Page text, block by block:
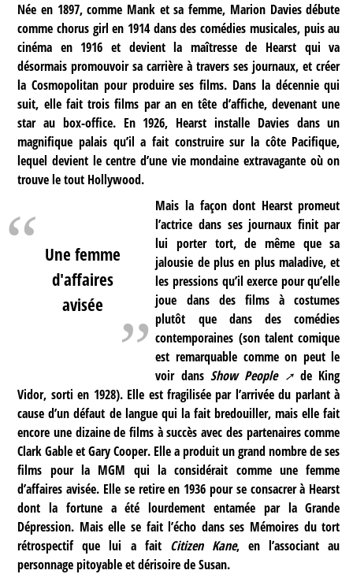
Née en 1897, comme Mank et sa femme, Marion Davies débute
comme chorus girl en 1914 dans des comédies musicales, puis au
cinéma en 1916 et devient la maîtresse de Hearst qui va
désormais promouvoir sa carrière à travers ses journaux, et créer
la Cosmopolitan pour produire ses films. Dans la décennie qui
suit, elle fait trois films par an en tête d’affiche, devenant une
star au box-office. En 1926, Hearst installe Davies dans un
magnifique palais qu’il a fait construire sur la côte Pacifique,
lequel devient le centre d’une vie mondaine extravagante où on
trouve le tout Hollywood.
Une femme
d'affaires
avisée
Mais la façon dont Hearst promeut
l’actrice dans ses journaux finit par
lui porter tort, de même que sa
jalousie de plus en plus maladive, et
les pressions qu’il exerce pour qu’elle
joue dans des films à costumes
plutôt que dans des comédies
contemporaines (son talent comique
est remarquable comme on peut le
voir dansShow People
de King
Vidor, sorti en 1928). Elle est fragilisée par l’arrivée du parlant à
cause d’un défaut de langue qui la fait bredouiller, mais elle fait
encore une dizaine de films à succès avec des partenaires comme
Clark Gable et Gary Cooper. Elle a produit un grand nombre de ses
films pour la MGM qui la considérait comme une femme
d’affaires avisée. Elle se retire en 1936 pour se consacrer à Hearst
dont la fortune a été lourdement entamée par la Grande
Dépression. Mais elle se fait l’écho dans ses Mémoires du tort
rétrospectif que lui a fait Citizen Kane, en l’associant au
personnage pitoyable et dérisoire de Susan.